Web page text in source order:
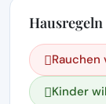
Hausregeln
Kinder